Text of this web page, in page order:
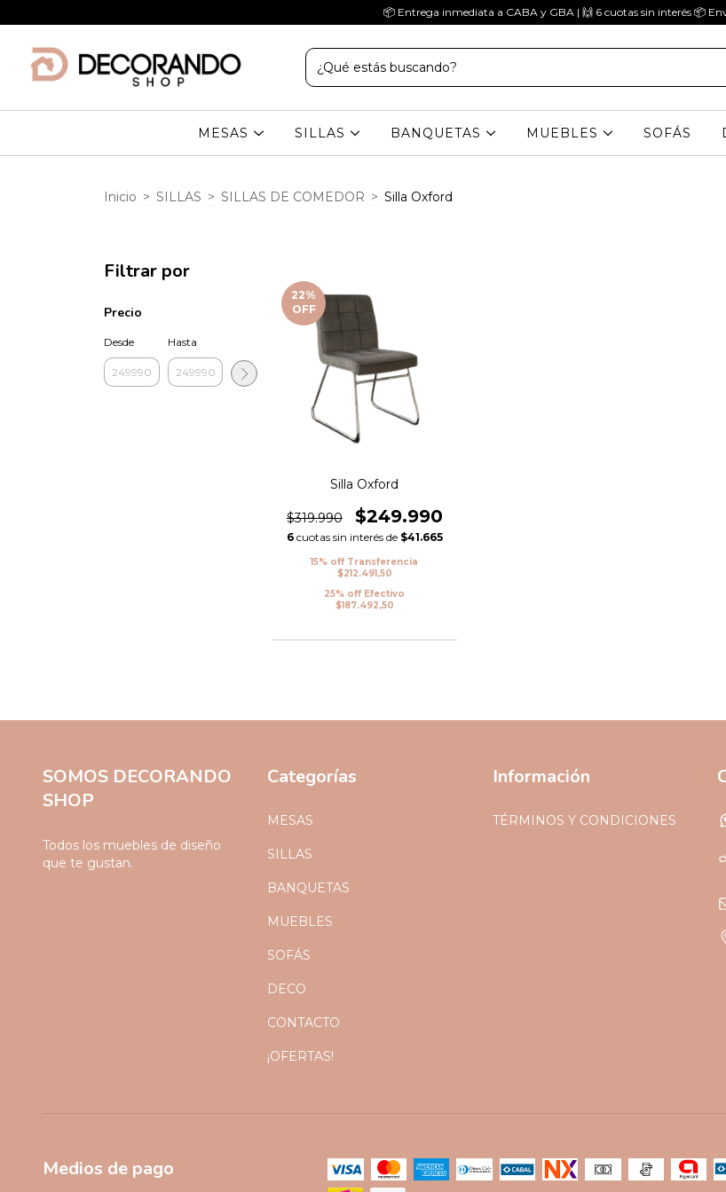
📦 Entrega inmediata a CABA y GBA | 🙌 6 cuotas sin interés 📦
MESAS SILLAS BANQUETAS MUEBLES SOFÁS
Inicio > SILLAS > SILLAS DE COMEDOR > Silla Oxford
Filtrar por
Precio
Desde Hasta
22%
OFF
Silla Oxford
$319.990 $249.990
6 cuotas sin interés de $41.665
15% off Transferencia
$212.491,50
25% off Efectivo
$187.492,50
SOMOS DECORANDO
SHOP
Todos los muebles de diseño
que te gustan.
Categorías
MESAS
SILLAS
BANQUETAS
MUEBLES
SOFÁS
DECO
CONTACTO
¡OFERTAS!
Información
TÉRMINOS Y CONDICIONES
Medios de pago